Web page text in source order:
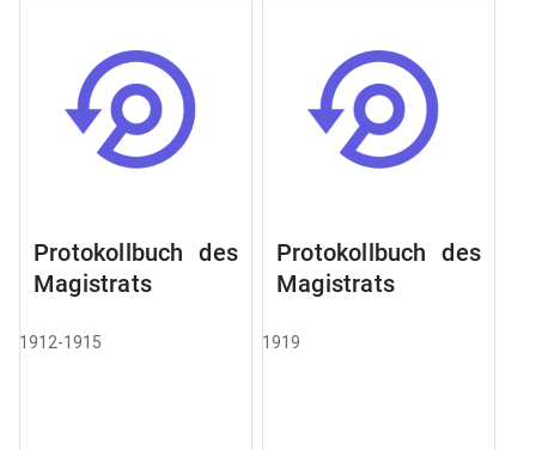
Protokollbuch des
Magistrats
1912-1915
Protokollbuch des
Magistrats
1919